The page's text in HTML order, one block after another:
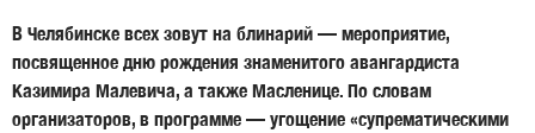
В Челябинске всех зовут на блинарий — мероприятие,
посвященное дню рождения знаменитого авангардиста
Казимира Малевича, а также Масленице. По словам
организаторов, в программе — угощение «супрематическими